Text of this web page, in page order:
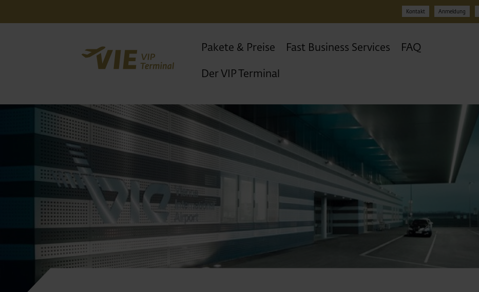
Kontakt Anmeldung
Pakete & Preise Fast Business Services
FAQ
Der VIP Terminal